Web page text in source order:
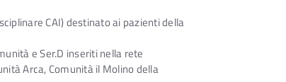
CAI) destinato ai pazienti della
e Ser.D inseriti nella rete
Arca, Comunità il Molino della